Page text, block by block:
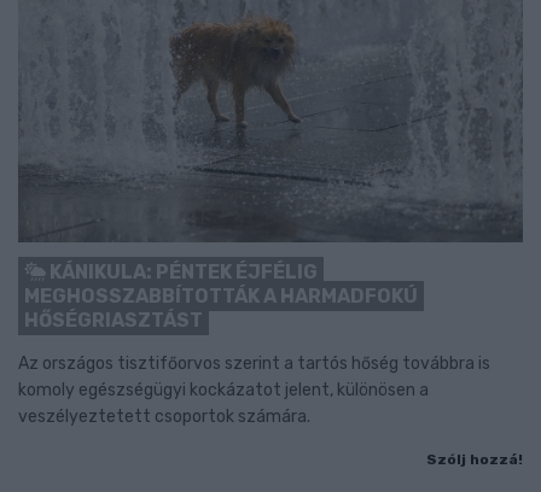
KÁNIKULA: PÉNTEK ÉJFÉLIG
MEGHOSSZABBÍTOTTÁK A HARMADFOKÚ
HŐSÉGRIASZTÁST
Az országos tisztifőorvos szerint a tartós hőség továbbra is
komoly egészségügyi kockázatot jelent, különösen a
veszélyeztetett csoportok számára.
Szólj hozzá!